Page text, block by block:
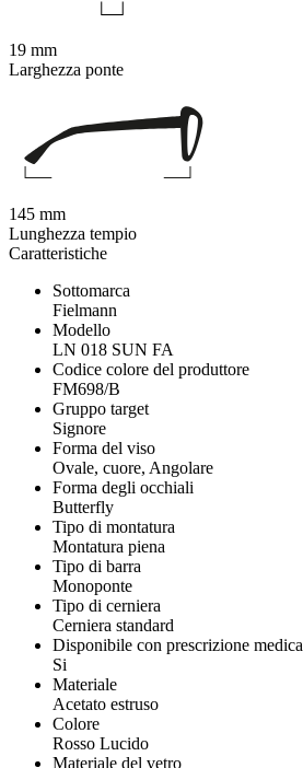
Caratteristiche
Sottomarca
Fielmann
Modello
LN 018 SUN FA
Codice colore del produttore
FM698/B
Gruppo target
Signore
Forma del viso
Ovale, cuore, Angolare
Forma degli occhiali
Butterfly
Tipo di montatura
Montatura piena
Tipo di barra
Monoponte
Tipo di cerniera
Cerniera standard
Disponibile con prescrizione medica
Si
Materiale
Acetato estruso
Colore
Rosso Lucido
Materiale del vetro
19 mm
Larghezza ponte
145 mm
Lunghezza tempio